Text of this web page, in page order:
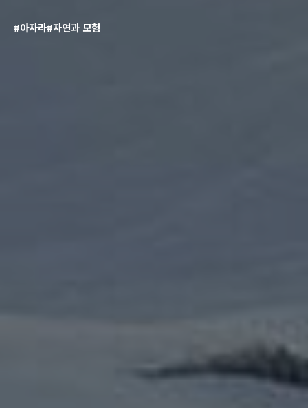
#아자라#자연과 모험